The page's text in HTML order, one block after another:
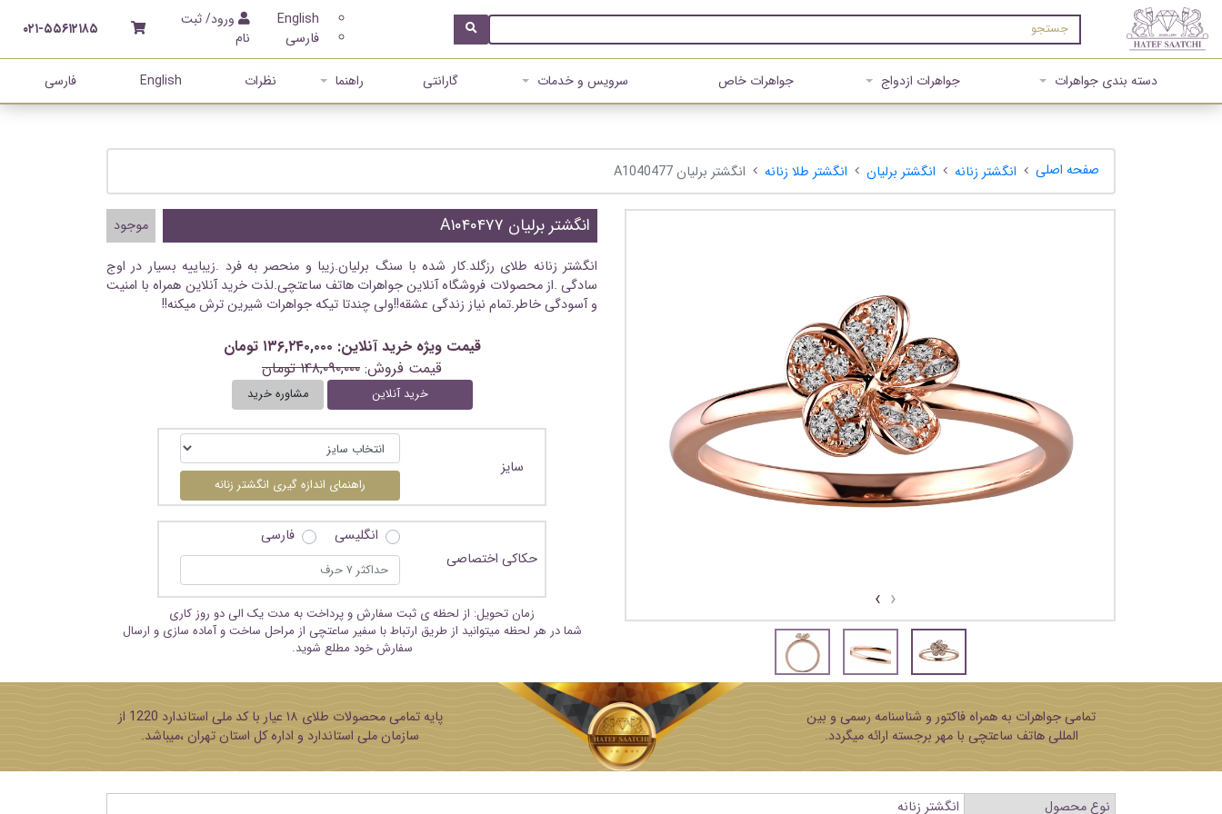
۰۲۱-۵۵۶۱۲۱۸۵
ورود/ ثبت
نام
English
فارسی
دسته بندی جواهرات جواهرات ازدواج جواهرات خاص سرویس و خدمات گارانتی راهنما نظرات English فارسی
صفحه اصلی انگشتر زنانه انگشتر برلیان انگشتر طلا زنانه انگشتر برلیان A1040477
‹
›
انگشتر برلیان A۱۰۴۰۴۷۷
موجود
انگشتر زنانه طلای رزگلد.کار شده با سنگ برلیان.زیبا و منحصر به فرد .زیباییه بسیار در اوج
سادگی .از محصولات فروشگاه آنلاین جواهرات هاتف ساعتچی.لذت خرید آنلاین همراه با امنیت
و آسودگی خاطر.تمام نیاز زندگی عشقه!!ولی چندتا تیکه جواهرات شیرین ترش میکنه!!
قیمت ویژه خرید آنلاین: ۱۳۶,۲۴۰,۰۰۰ تومان
قیمت فروش: ۱۴۸,۰۹۰,۰۰۰ تومان
خرید آنلاین مشاوره خرید
سایز
راهنمای اندازه گیری انگشتر زنانه
حکاکی اختصاصی
انگلیسی فارسی
زمان تحویل: از لحظه ی ثبت سفارش و پرداخت به مدت یک الی دو روز کاری
شما در هر لحظه میتوانید از طریق ارتباط با سفیر ساعتچی از مراحل ساخت و آماده سازی و ارسال
سفارش خود مطلع شوید.
تمامی جواهرات به همراه فاکتور و شناسنامه رسمی و بین
المللی هاتف ساعتچی با مهر برجسته ارائه میگردد.
پایه تمامی محصولات طلای ۱۸ عیار با کد ملی استاندارد 1220 از
سازمان ملی استاندارد و اداره کل استان تهران ،میباشد.
نوع محصول انگشتر زنانه